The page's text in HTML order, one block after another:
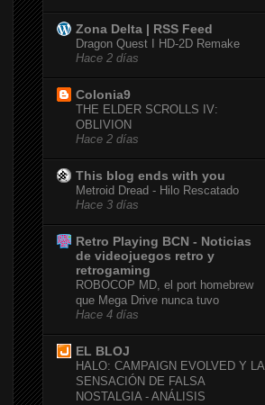
Zona Delta | RSS Feed
Dragon Quest I HD-2D Remake
Hace 2 días
Colonia9
THE ELDER SCROLLS IV:
OBLIVION
Hace 2 días
This blog ends with you
Metroid Dread - Hilo Rescatado
Hace 3 días
Retro Playing BCN - Noticias
de videojuegos retro y
retrogaming
ROBOCOP MD, el port homebrew
que Mega Drive nunca tuvo
Hace 4 días
EL BLOJ
HALO: CAMPAIGN EVOLVED Y LA
SENSACIÓN DE FALSA
NOSTALGIA - ANÁLISIS